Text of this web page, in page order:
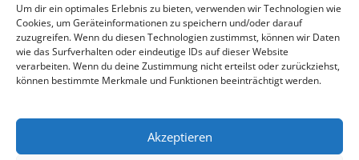
Um dir ein optimales Erlebnis zu bieten, verwenden wir Technologien wie
Cookies, um Geräteinformationen zu speichern und/oder darauf
zuzugreifen. Wenn du diesen Technologien zustimmst, können wir Daten
wie das Surfverhalten oder eindeutige IDs auf dieser Website
verarbeiten. Wenn du deine Zustimmung nicht erteilst oder zurückziehst,
können bestimmte Merkmale und Funktionen beeinträchtigt werden.
Akzeptieren